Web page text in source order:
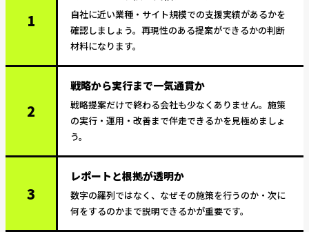
1
自社に近い業種・サイト規模での支援実績があるかを
確認しましょう。再現性のある提案ができるかの判断
材料になります。
2
戦略から実行まで一気通貫か
戦略提案だけで終わる会社も少なくありません。施策
の実行・運用・改善まで伴走できるかを見極めましょ
う。
3
レポートと根拠が透明か
数字の羅列ではなく、なぜその施策を行うのか・次に
何をするのかまで説明できるかが重要です。